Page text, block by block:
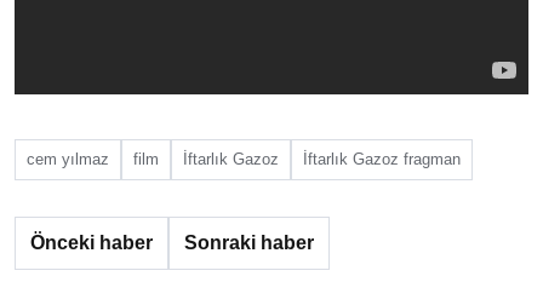
cem yılmaz film İftarlık Gazoz İftarlık Gazoz fragman
Önceki haber Sonraki haber